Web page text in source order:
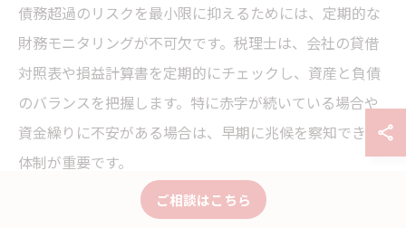
債務超過のリスクを最小限に抑えるためには、定期的な
財務モニタリングが不可欠です。税理士は、会社の貸借
対照表や損益計算書を定期的にチェックし、資産と負債
のバランスを把握します。特に赤字が続いている場合や
資金繰りに不安がある場合は、早期に兆候を察知できる
体制が重要です。
例えば、毎月の財務データを集計し、前期との比較や主
ご相談はこちら